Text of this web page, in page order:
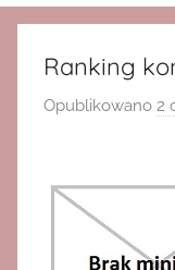
Ranking
Opublikowano 2